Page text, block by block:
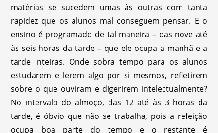
matérias se sucedem umas às outras com tanta
rapidez que os alunos mal conseguem pensar. E o
ensino é programado de tal maneira – das nove até
às seis horas da tarde – que ele ocupa a manhã e a
tarde inteiras. Onde sobra tempo para os alunos
estudarem e lerem algo por si mesmos, refletirem
sobre o que ouviram e digerirem intelectualmente?
No intervalo do almoço, das 12 até às 3 horas da
tarde, é óbvio que não se trabalha, pois a refeição
ocupa boa parte do tempo e o restante é